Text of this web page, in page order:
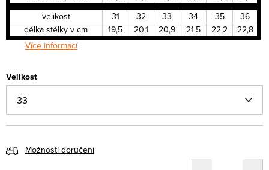
velikost
31 32 33 34 35
36
délka stélky v cm
19,5 20,1 20,9 21,5 22,2
22,8
Více informací
Velikost
Možnosti doručení